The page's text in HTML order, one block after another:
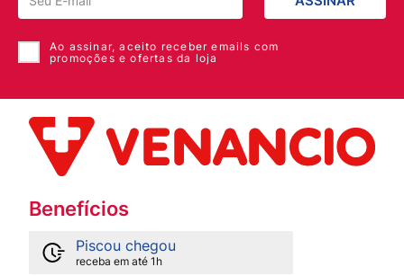
Ao assinar, aceito receber emails com
promoções e ofertas da loja
Benefícios
Piscou chegou
receba em até 1h